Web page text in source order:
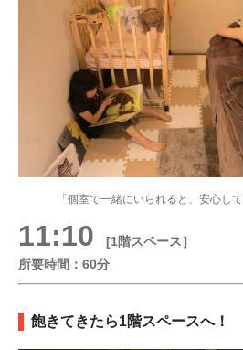
「個室で一緒にいられると、安心し
11:10
[1階スペース］
所要時間：60分
飽きてきたら1階スペースへ！